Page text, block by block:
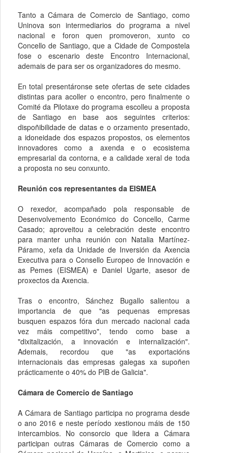
Tanto a Cámara de Comercio de Santiago, como
Uninova son intermediarios do programa a nivel
nacional e foron quen promoveron, xunto co
Concello de Santiago, que a Cidade de Compostela
fose o escenario deste Encontro Internacional,
ademais de para ser os organizadores do mesmo.
En total presentáronse sete ofertas de sete cidades
distintas para acoller o encontro, pero finalmente o
Comité da Pilotaxe do programa escolleu a proposta
de Santiago en base aos seguintes criterios:
dispoñibilidade de datas e o orzamento presentado,
a idoneidade dos espazos propostos, os elementos
innovadores como a axenda e o ecosistema
empresarial da contorna, e a calidade xeral de toda
a proposta no seu conxunto.
Reunión cos representantes da EISMEA
O rexedor, acompañado pola responsable de
Desenvolvemento Económico do Concello, Carme
Casado; aproveitou a celebración deste encontro
para manter unha reunión con Natalia Martínez-
Páramo, xefa da Unidade de Inversión da Axencia
Executiva para o Consello Europeo de Innovación e
as Pemes (EISMEA) e Daniel Ugarte, asesor de
proxectos da Axencia.
Tras o encontro, Sánchez Bugallo salientou a
importancia de que "as pequenas empresas
busquen espazos fóra dun mercado nacional cada
vez máis competitivo", tendo como base a
"dixitalización, a innovación e internalización".
Ademais, recordou que "as exportacións
internacionais das empresas galegas xa supoñen
prácticamente o 40% do PIB de Galicia".
Cámara de Comercio de Santiago
A Cámara de Santiago participa no programa desde
o ano 2016 e neste período xestionou máis de 150
intercambios. No consorcio que lidera a Cámara
participan outras Cámaras de Comercio como a